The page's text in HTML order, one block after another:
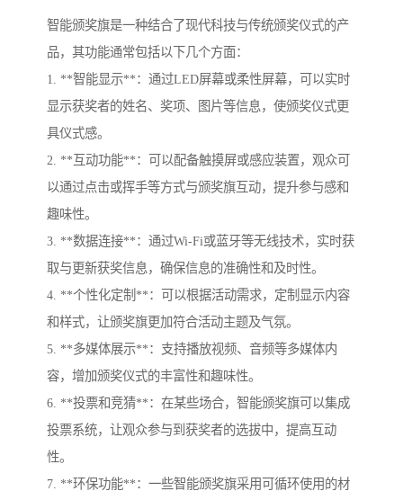
智能颁奖旗是一种结合了现代科技与传统颁奖仪式的产
品，其功能通常包括以下几个方面：
1. **智能显示**：通过LED屏幕或柔性屏幕，可以实时
显示获奖者的姓名、奖项、图片等信息，使颁奖仪式更
具仪式感。
2. **互动功能**：可以配备触摸屏或感应装置，观众可
以通过点击或挥手等方式与颁奖旗互动，提升参与感和
趣味性。
3. **数据连接**：通过Wi-Fi或蓝牙等无线技术，实时获
取与更新获奖信息，确保信息的准确性和及时性。
4. **个性化定制**：可以根据活动需求，定制显示内容
和样式，让颁奖旗更加符合活动主题及气氛。
5. **多媒体展示**：支持播放视频、音频等多媒体内
容，增加颁奖仪式的丰富性和趣味性。
6. **投票和竞猜**：在某些场合，智能颁奖旗可以集成
投票系统，让观众参与到获奖者的选拔中，提高互动
性。
7. **环保功能**：一些智能颁奖旗采用可循环使用的材